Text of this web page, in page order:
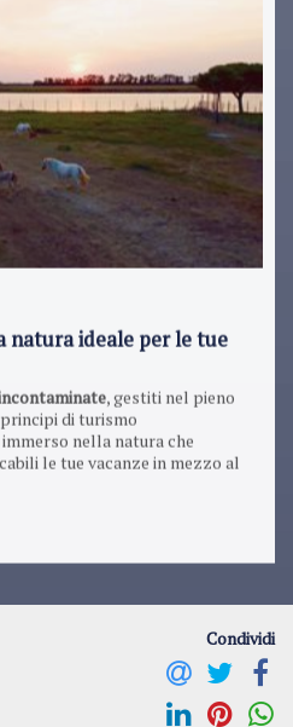
natura ideale per le tue
, gestiti nel pieno
di turismo
nella natura che
le tue vacanze in mezzo al
Condividi